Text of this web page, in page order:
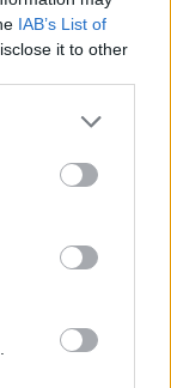
IAB’s List of
it to other
more Google
may click to
party tags to
below Google